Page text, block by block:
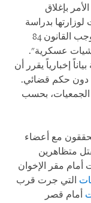
بإغلاق
بدراسة
حل جمعية الإخوان المسلمين، المسجلة بموجب القانون 84
عسكرية".
إخبارياً يقرر أن
دون حكم قضائي.
الجمعيات، بحسب
مع أعضاء
متظاهرين
أمام مقر الإخوان
التي جرت قرب
أمام قصر